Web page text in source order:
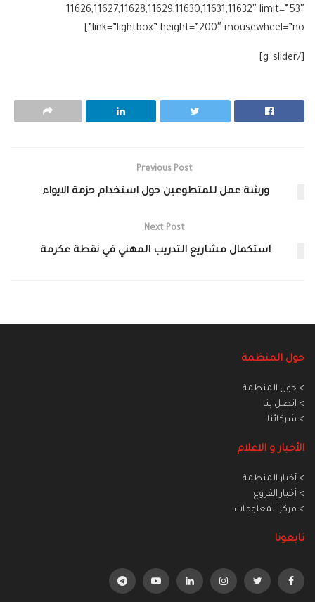
11626,11627,11628,11629,11630,11631,11632″ limit=”53″
link=”lightbox” height=”200″ mousewheel=”no”]
[/g_slider]
Previous Post
ورشة عمل للمتطوعين حول استخدام حزمة الايواء
Next Post
استكمال مشاريع التدريب المهني في نقطة عكرمة
حول المنظمة
> حول المنظمة
> اتصل بنا
> شركائنا
الأخبار و الاعلام
> أخبار المنطمة
> أخبار الفروع
> مركز المعلومات
تابعونا